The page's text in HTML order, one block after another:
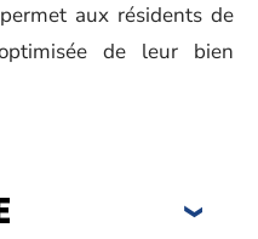
aux résidents de
de leur bien